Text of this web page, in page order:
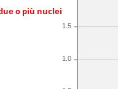
o più nuclei
1.0
1.5